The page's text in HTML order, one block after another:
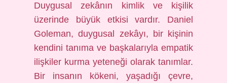
Duygusal zekânın kimlik ve kişilik
üzerinde büyük etkisi vardır. Daniel
Goleman, duygusal zekâyı, bir kişinin
kendini tanıma ve başkalarıyla empatik
ilişkiler kurma yeteneği olarak tanımlar.
Bir insanın kökeni, yaşadığı çevre,